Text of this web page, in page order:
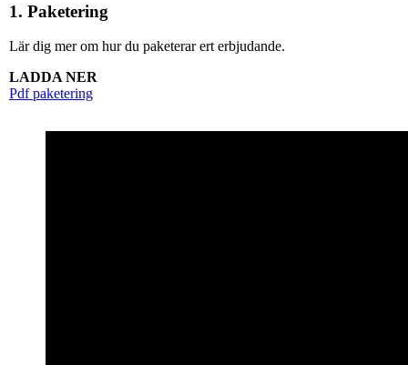
1. Paketering
Lär dig mer om hur du paketerar ert erbjudande.
LADDA NER
Pdf paketering